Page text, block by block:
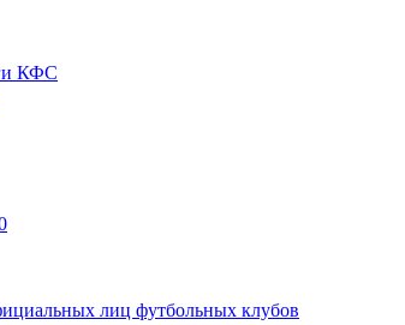
КФС
лиц футбольных клубов